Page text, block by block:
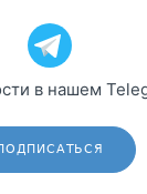
в нашем